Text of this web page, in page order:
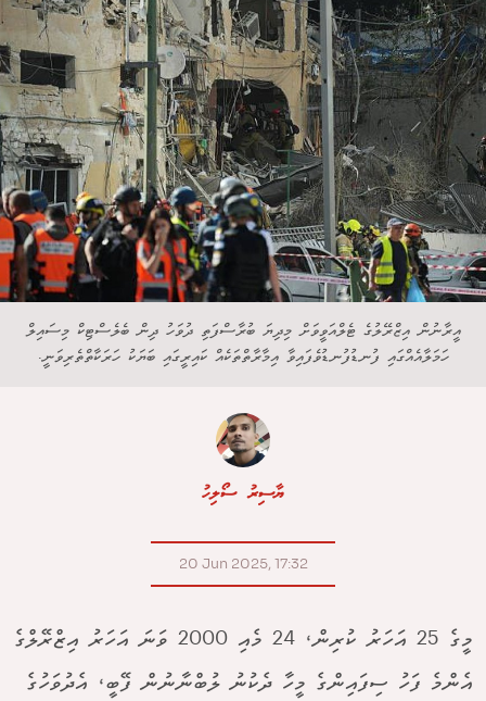
އީރާނުން އިޒްރޭލުގެ ޓެލްއަވީވަށް މިދިޔަ ބުރާސްފަތި ދުވަހު ދިން ބެލެސްޓިކް މިސައިލް
ހަމަލާއެއްގައި ފުނޑުފުނޑުވެފައިވާ އިމާރާތްތަކެއް ކައިރީގައި ބަޔަކު ހަރަކާތްތެރިވަނީ.
ޔާސިރު ސޯލިހު
20 Jun 2025, 17:32
މީގެ 25 އަހަރު ކުރިން، 24 މެއި 2000 ވަނަ އަހަރު އިޒްރޭލްގެ
އެންމެ ފަހު ސިފައިންގެ މީހާ ދެކުނު ލުބްނާނުން ފޭބީ، އެދުވަހުގެ